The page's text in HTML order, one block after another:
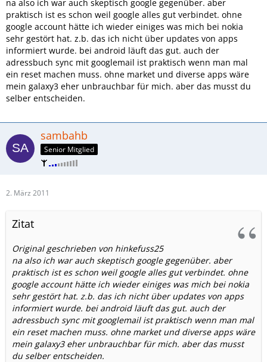
na also ich war auch skeptisch google gegenüber. aber
praktisch ist es schon weil google alles gut verbindet. ohne
google account hätte ich wieder einiges was mich bei nokia
sehr gestört hat. z.b. das ich nicht über updates von apps
informiert wurde. bei android läuft das gut. auch der
adressbuch sync mit googlemail ist praktisch wenn man mal
ein reset machen muss. ohne market und diverse apps wäre
mein galaxy3 eher unbrauchbar für mich. aber das musst du
selber entscheiden.
sambahb
Senior Mitglied
2. März 2011
Zitat
Original geschrieben von hinkefuss25
na also ich war auch skeptisch google gegenüber. aber
praktisch ist es schon weil google alles gut verbindet. ohne
google account hätte ich wieder einiges was mich bei nokia
sehr gestört hat. z.b. das ich nicht über updates von apps
informiert wurde. bei android läuft das gut. auch der
adressbuch sync mit googlemail ist praktisch wenn man mal
ein reset machen muss. ohne market und diverse apps wäre
mein galaxy3 eher unbrauchbar für mich. aber das musst
du selber entscheiden.